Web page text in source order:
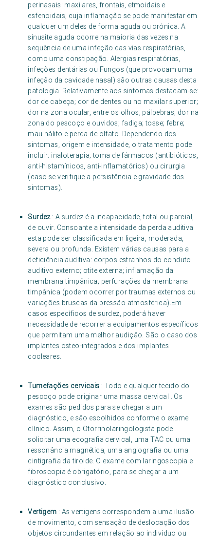
perinasais: maxilares, frontais, etmoidais e
esfenoidais, cuja inflamação se pode manifestar em
qualquer um deles de forma aguda ou crónica. A
sinusite aguda ocorre na maioria das vezes na
sequência de uma infeção das vias respiratórias,
como uma constipação. Alergias respiratórias,
infeções dentárias ou Fungos (que provocam uma
infeção da cavidade nasal) são outras causas desta
patologia. Relativamente aos sintomas destacam-se:
dor de cabeça; dor de dentes ou no maxilar superior;
dor na zona ocular, entre os olhos, pálpebras; dor na
zona do pescoço e ouvidos; fadiga; tosse; febre;
mau hálito e perda de olfato. Dependendo dos
sintomas, origem e intensidade, o tratamento pode
incluir: inaloterapia; toma de fármacos (antibióticos,
anti-histamínicos, anti-inflamatórios) ou cirurgia
(caso se verifique a persistência e gravidade dos
sintomas).
Surdez: A surdez é a incapacidade, total ou parcial,
de ouvir. Consoante a intensidade da perda auditiva
esta pode ser classificada em ligeira, moderada,
severa ou profunda. Existem várias causas para a
deficiência auditiva: corpos estranhos do conduto
auditivo externo; otite externa; inflamação da
membrana timpânica; perfurações da membrana
timpânica (podem ocorrer por traumas externos ou
variações bruscas da pressão atmosférica).Em
casos específicos de surdez, poderá haver
necessidade de recorrer a equipamentos específicos
que permitam uma melhor audição. São o caso dos
implantes osteo-integrados e dos implantes
cocleares.
Tumefações cervicais : Todo e qualquer tecido do
pescoço pode originar uma massa cervical . Os
exames são pedidos para se chegar a um
diagnóstico, e são escolhidos conforme o exame
clínico. Assim, o Otorrinolaringologista pode
solicitar uma ecografia cervical, uma TAC ou uma
ressonância magnética, uma angiografia ou uma
cintigrafia da tiroide. O exame com laringoscopia e
fibroscopia é obrigatório, para se chegar a um
diagnóstico conclusivo.
Vertigem : As vertigens correspondem a uma ilusão
de movimento, com sensação de deslocação dos
objetos circundantes em relação ao indivíduo ou